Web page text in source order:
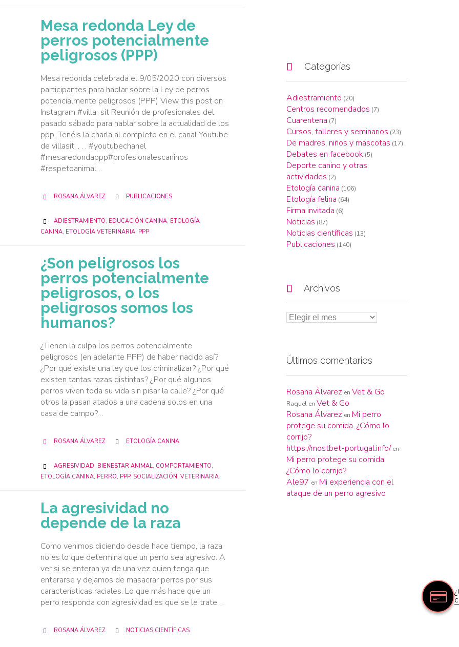
Mesa redonda Ley de
perros potencialmente
peligrosos (PPP)
Mesa redonda celebrada el 9/05/2020 con diversos
participantes para hablar sobre la Ley de perros
potencialmente peligrosos (PPP) View this post on
Instagram #villa_sit Reunión de profesionales del
pasado sábado para hablar sobre la actualidad de los
ppp. Tenéis la charla al completo en el canal Youtube
de villasit. . . . #youtubechanel
#mesaredondappp#profesionalescaninos
#respetoanimal…
 ROSANA ÁLVAREZ  CATEGORY
PUBLICACIONES
 CATEGORY
ADIESTRAMIENTO, EDUCACIÓN CANINA, ETOLOGÍA
CANINA, ETOLOGÍA VETERINARIA, PPP
¿Son peligrosos los
perros potencialmente
peligrosos, o los
peligrosos somos los
humanos?
¿Tienen la culpa los perros potencialmente
peligrosos (en adelante PPP) de haber nacido así?
¿Por qué existe una ley que los criminalizar? ¿Por qué
existen tantas razas distintas? ¿Por qué algunos
perros viven toda su vida sin pisar la calle? ¿Por qué
otros la pasan atados a una cadena solos en una
casa de campo?…
 ROSANA ÁLVAREZ  CATEGORY
ETOLOGÍA CANINA
 CATEGORY
AGRESIVIDAD, BIENESTAR ANIMAL, COMPORTAMIENTO,
ETOLOGÍA CANINA, PERRO, PPP, SOCIALIZACIÓN, VETERINARIA
La agresividad no
depende de la raza
Como venimos diciendo desde hace tiempo, la raza
no es lo que determina que un perro sea agresivo. A
ver si se enteran ya de una vez quien tenga que
enterarse y dejamos de masacrar perros por sus
características raciales. Lo que más hace que un
perro responda con agresividad es que se le trate…
 ROSANA ÁLVAREZ  CATEGORY
NOTICIAS CIENTÍFICAS
 Categorías
Adiestramiento (20)
Centros recomendados (7)
Cuarentena (7)
Cursos, talleres y seminarios (23)
De madres, niños y mascotas (17)
Debates en facebook (5)
Deporte canino y otras
actividades (2)
Etología canina (106)
Etología felina (64)
Firma invitada (6)
Noticias (87)
Noticias científicas (13)
Publicaciones (140)
 Archivos
Últimos comentarios
Rosana Álvarez en Vet & Go
Raquel en Vet & Go
Rosana Álvarez en Mi perro
protege su comida. ¿Cómo lo
corrijo?
https://mostbet-portugal.info/ en
Mi perro protege su comida.
¿Cómo lo corrijo?
Ale97 en Mi experiencia con el
ataque de un perro agresivo